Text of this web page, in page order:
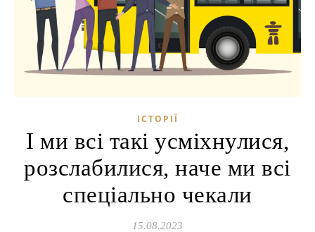
ІСТОРІЇ
І ми всі такі усміхнулися,
розслабилися, наче ми всі
спеціально чекали
15.08.2023